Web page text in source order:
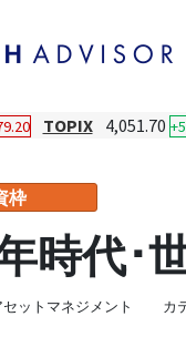
TOPIX 4,051.70
枠
時代･
ットマネジメント カ